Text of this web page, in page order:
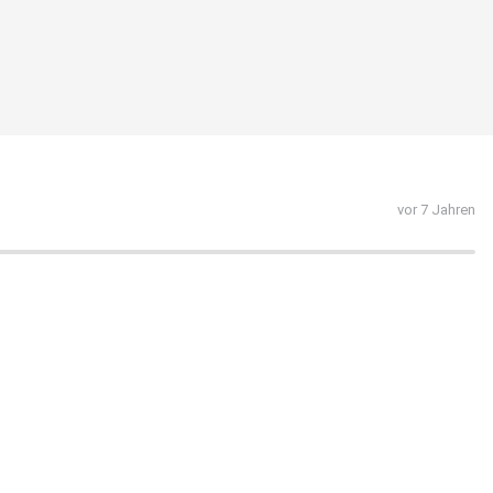
vor 7 Jahren